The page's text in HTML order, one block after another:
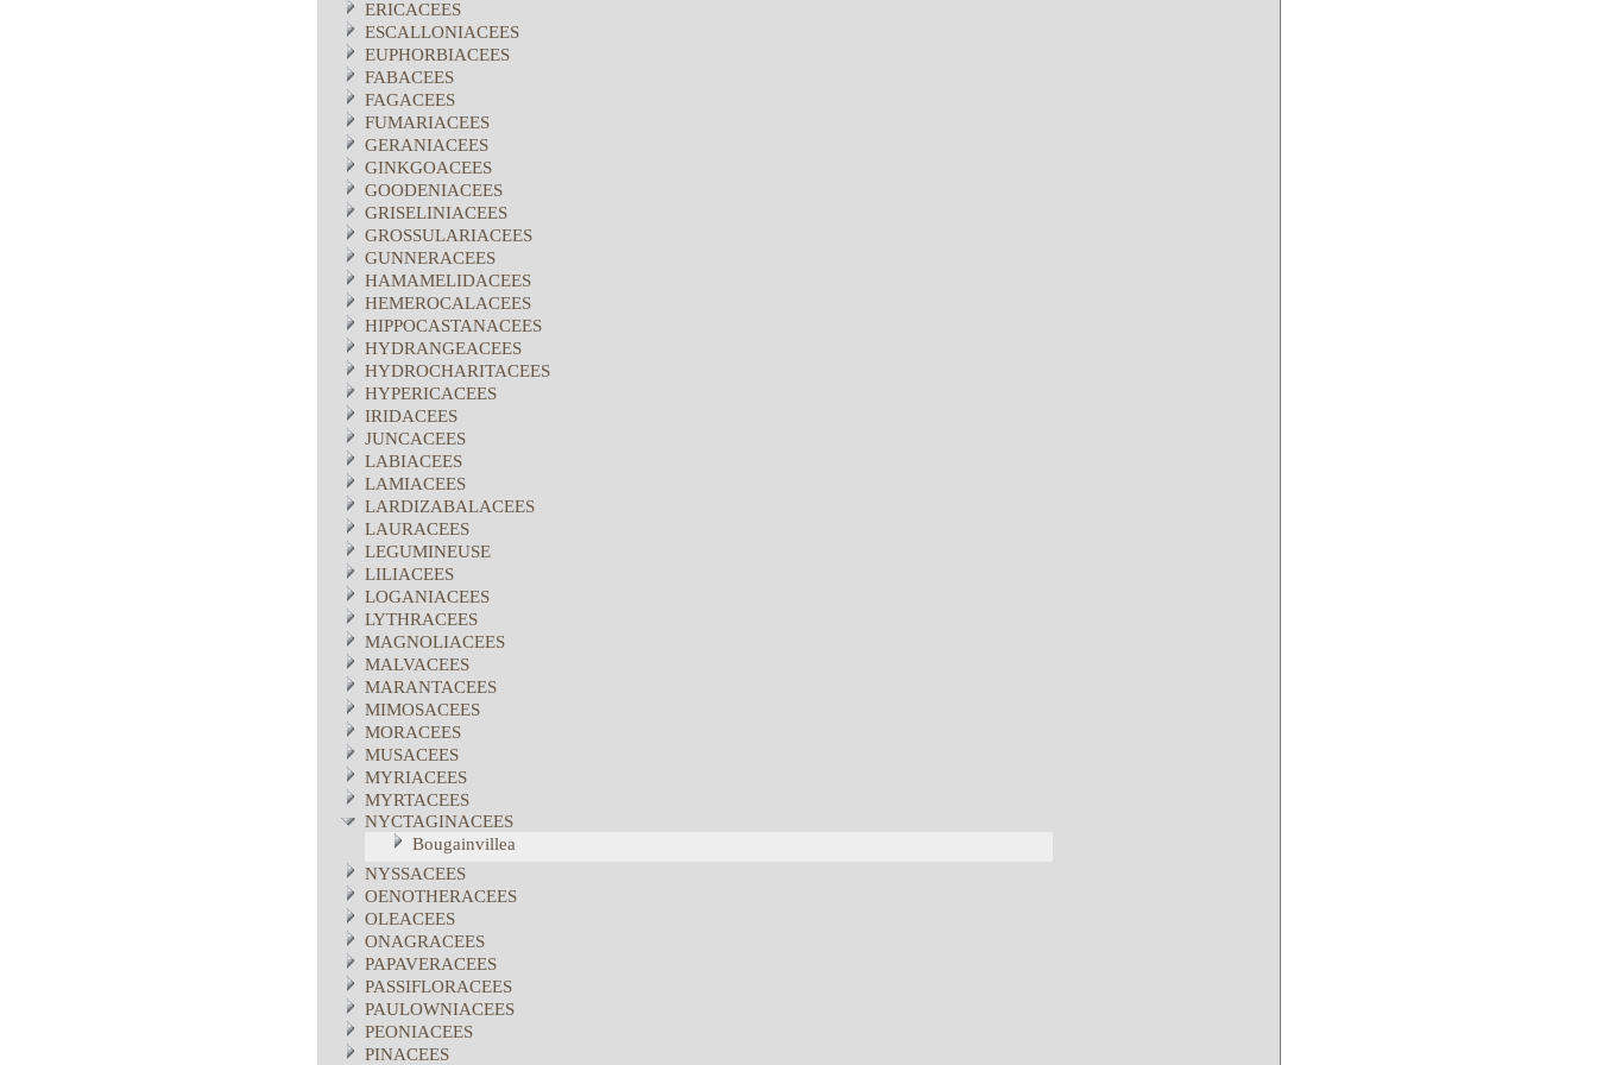
ERICACEES
ESCALLONIACEES
EUPHORBIACEES
FABACEES
FAGACEES
FUMARIACEES
GERANIACEES
GINKGOACEES
GOODENIACEES
GRISELINIACEES
GROSSULARIACEES
GUNNERACEES
HAMAMELIDACEES
HEMEROCALACEES
HIPPOCASTANACEES
HYDRANGEACEES
HYDROCHARITACEES
HYPERICACEES
IRIDACEES
JUNCACEES
LABIACEES
LAMIACEES
LARDIZABALACEES
LAURACEES
LEGUMINEUSE
LILIACEES
LOGANIACEES
LYTHRACEES
MAGNOLIACEES
MALVACEES
MARANTACEES
MIMOSACEES
MORACEES
MUSACEES
MYRIACEES
MYRTACEES
NYCTAGINACEES
Bougainvillea
NYSSACEES
OENOTHERACEES
OLEACEES
ONAGRACEES
PAPAVERACEES
PASSIFLORACEES
PAULOWNIACEES
PEONIACEES
PINACEES